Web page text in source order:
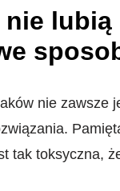
nie
nie zawsze
tak toksyczna,